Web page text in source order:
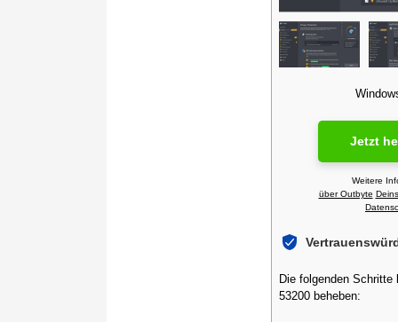
Jetzt
Weitere
über Outbyte
Die folgenden Schritte
53200 beheben: